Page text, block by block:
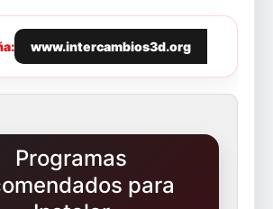
www.intercambios3d.org
Programas
para